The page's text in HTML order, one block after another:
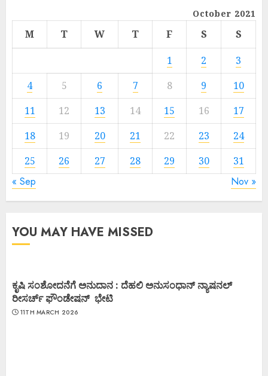
October 2021
M T W T F S
S
1
2
3
4
5 6 7 8 9
10
11
12 13 14 15 16
17
18
19 20 21 22 23
24
25
26 27 28 29 30 31
« Sep Nov »
YOU MAY HAVE MISSED
ಕೃಷಿ ಸಂಶೋದನೆಗೆ ಅನುದಾನ : ದೆಹಲಿ ಅನುಸಂಧಾನ್ ನ್ಯಾಷನಲ್
ರೀಸರ್ಚ್ ಫೌಂಡೇಷನ್ ಭೇಟಿ
11TH MARCH 2026